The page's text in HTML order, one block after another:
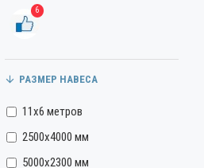
6
РАЗМЕР НАВЕСА
11х6 метров
2500х4000 мм
5000х2300 мм